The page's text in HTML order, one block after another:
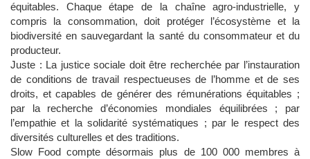
équitables. Chaque étape de la chaîne agro-industrielle, y
compris la consommation, doit protéger l’écosystème et la
biodiversité en sauvegardant la santé du consommateur et du
producteur.
Juste : La justice sociale doit être recherchée par l’instauration
de conditions de travail respectueuses de l’homme et de ses
droits, et capables de générer des rémunérations équitables ;
par la recherche d’économies mondiales équilibrées ; par
l’empathie et la solidarité systématiques ; par le respect des
diversités culturelles et des traditions.
Slow Food compte désormais plus de 100 000 membres à